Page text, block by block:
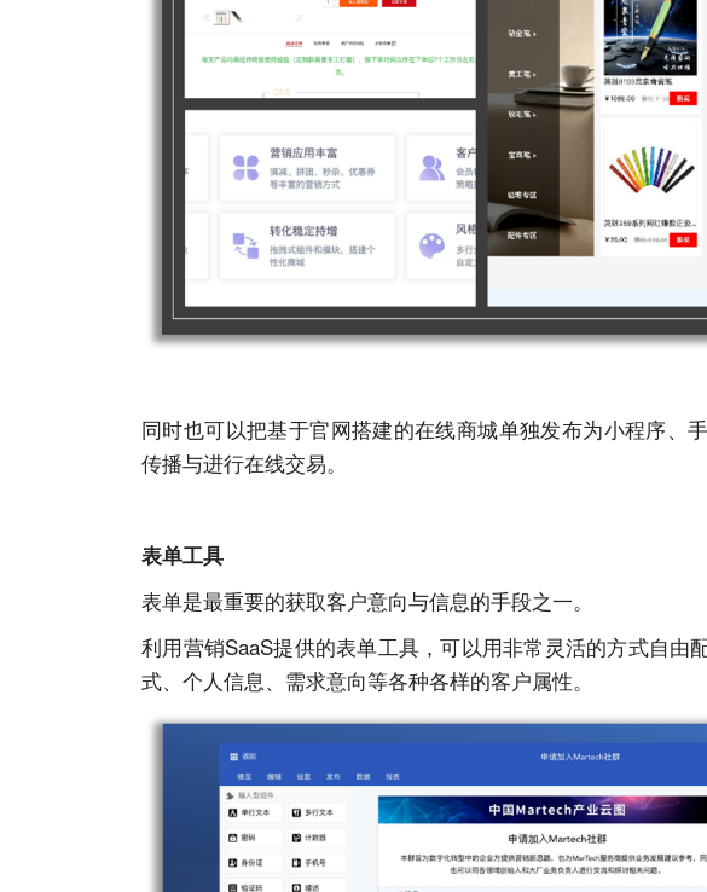
同时也可以把基于官⽹搭建的在线商城单独发布为⼩程序、
传播与进⾏在线交易。
表单⼯具
表单是最重要的获取客户意向与信息的⼿段之⼀。
利⽤营销SaaS提供的表单⼯具，可以⽤⾮常灵活的⽅式⾃由
式、个⼈信息、需求意向等各种各样的客户属性。